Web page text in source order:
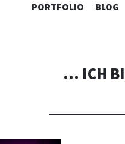
PORTFOLIO BLOG
… ICH